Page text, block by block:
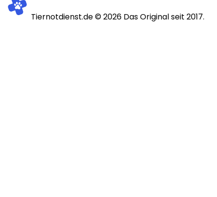
Tiernotdienst.de ©2026 Das Original seit 2017.